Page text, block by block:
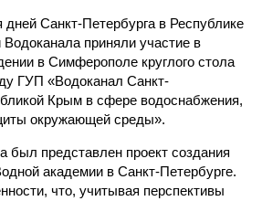
дней Санкт-Петербурга в Республике
приняли участие в
в Симферополе круглого стола
ГУП «Водоканал Санкт-
Крым в сфере водоснабжения,
окружающей среды».
был представлен проект создания
академии в Санкт-Петербурге.
что, учитывая перспективы